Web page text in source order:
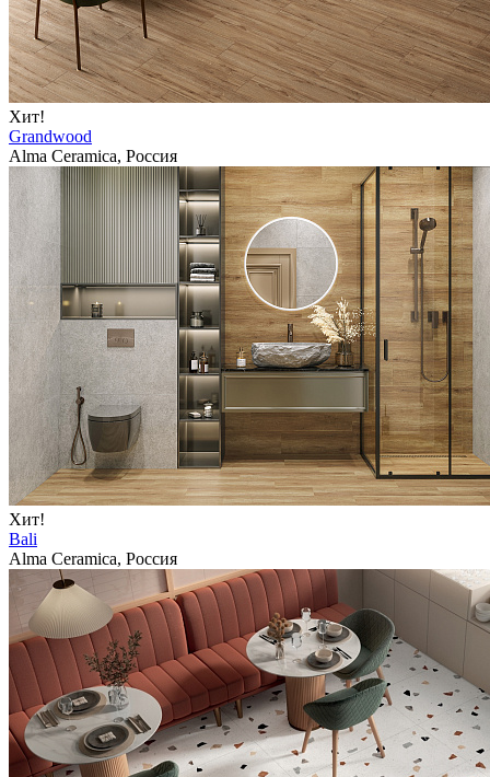
Хит!
Grandwood
Alma Ceramica, Россия
Хит!
Bali
Alma Ceramica, Россия